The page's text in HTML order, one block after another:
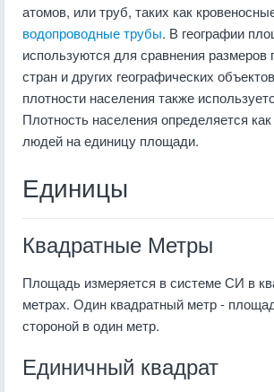
атомов, или труб, таких как
водопроводные трубы. В географии
используются для сравнения размеров
стран и других географических
плотности населения также
Плотность населения определяется
людей на единицу площади.
Единицы
Квадратные Метры
Площадь измеряется в системе СИ в
метрах. Один квадратный метр -
стороной в один метр.
Единичный квадрат